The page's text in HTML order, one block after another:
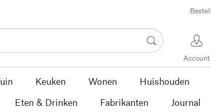
Account
Keuken Wonen Huishouden
Eten & Drinken Fabrikanten Journal